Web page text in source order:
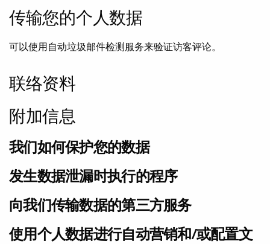
传输您的个人数据
可以使用自动垃圾邮件检测服务来验证访客评论。
联络资料
附加信息
我们如何保护您的数据
发生数据泄漏时执行的程序
向我们传输数据的第三方服务
使用个人数据进行自动营销和/或配置文